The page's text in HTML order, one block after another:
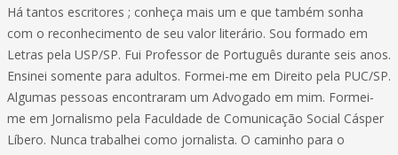
Há tantos escritores ; conheça mais um e que também sonha
com o reconhecimento de seu valor literário. Sou formado em
Letras pela USP/SP. Fui Professor de Português durante seis anos.
Ensinei somente para adultos. Formei-me em Direito pela PUC/SP.
Algumas pessoas encontraram um Advogado em mim. Formei-
me em Jornalismo pela Faculdade de Comunicação Social Cásper
Líbero. Nunca trabalhei como jornalista. O caminho para o